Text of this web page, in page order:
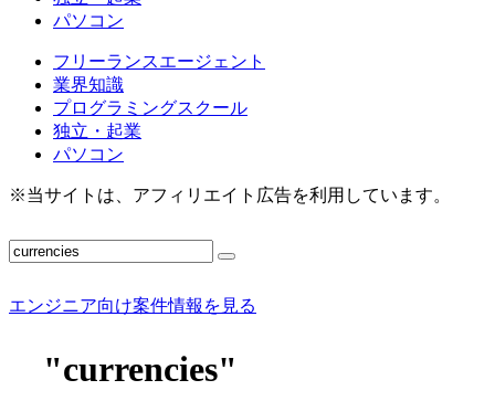
パソコン
フリーランスエージェント
業界知識
プログラミングスクール
独立・起業
パソコン
※当サイトは、アフィリエイト広告を利用しています。
エンジニア向け案件情報を見る
"currencies"